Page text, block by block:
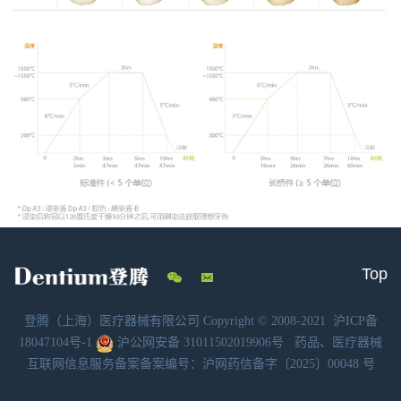
Top
登腾（上海）医疗器械有限公司 Copyright © 2008-2021 沪ICP备
18047104号-1
沪公网安备 31011502019906号 药品、医疗器械
互联网信息服务备案备案编号：沪网药信备字〔2025〕00048 号